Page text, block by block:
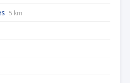
5 km